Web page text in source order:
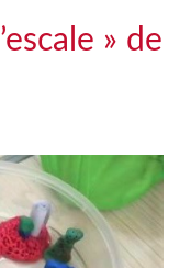
» de